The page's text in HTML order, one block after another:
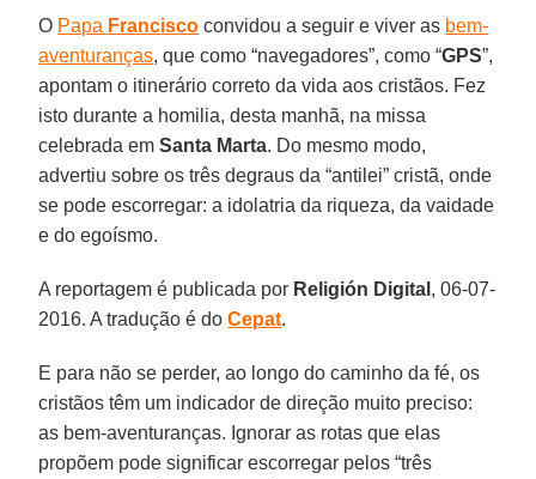
O Papa Francisco convidou a seguir e viver as bem-
aventuranças, que como “navegadores”, como “GPS”,
apontam o itinerário correto da vida aos cristãos. Fez
isto durante a homilia, desta manhã, na missa
celebrada emSanta Marta. Do mesmo modo,
advertiu sobre os três degraus da “antilei” cristã, onde
se pode escorregar: a idolatria da riqueza, da vaidade
e do egoísmo.
A reportagem é publicada por Religión Digital , 06-07-
2016. A tradução é doCepat.
E para não se perder, ao longo do caminho da fé, os
cristãos têm um indicador de direção muito preciso:
as bem-aventuranças. Ignorar as rotas que elas
propõem pode significar escorregar pelos “três